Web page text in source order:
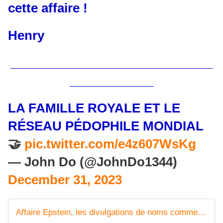
cette affaire !
Henry
LA FAMILLE ROYALE ET LE
RÉSEAU PÉDOPHILE MONDIAL
🤝 pic.twitter.com/e4z607WsKg
— John Do (@JohnDo1344)
December 31, 2023
Affaire Epstein, les divulgations de noms commencent à agiter le gotha Américain et peut être Occidental - Vouillé un peu d'Histoire